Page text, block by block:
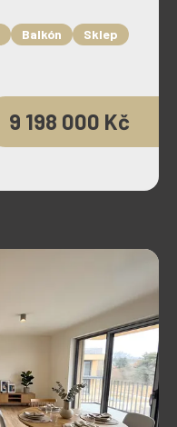
Balkón
Sklep
9 198 000 Kč